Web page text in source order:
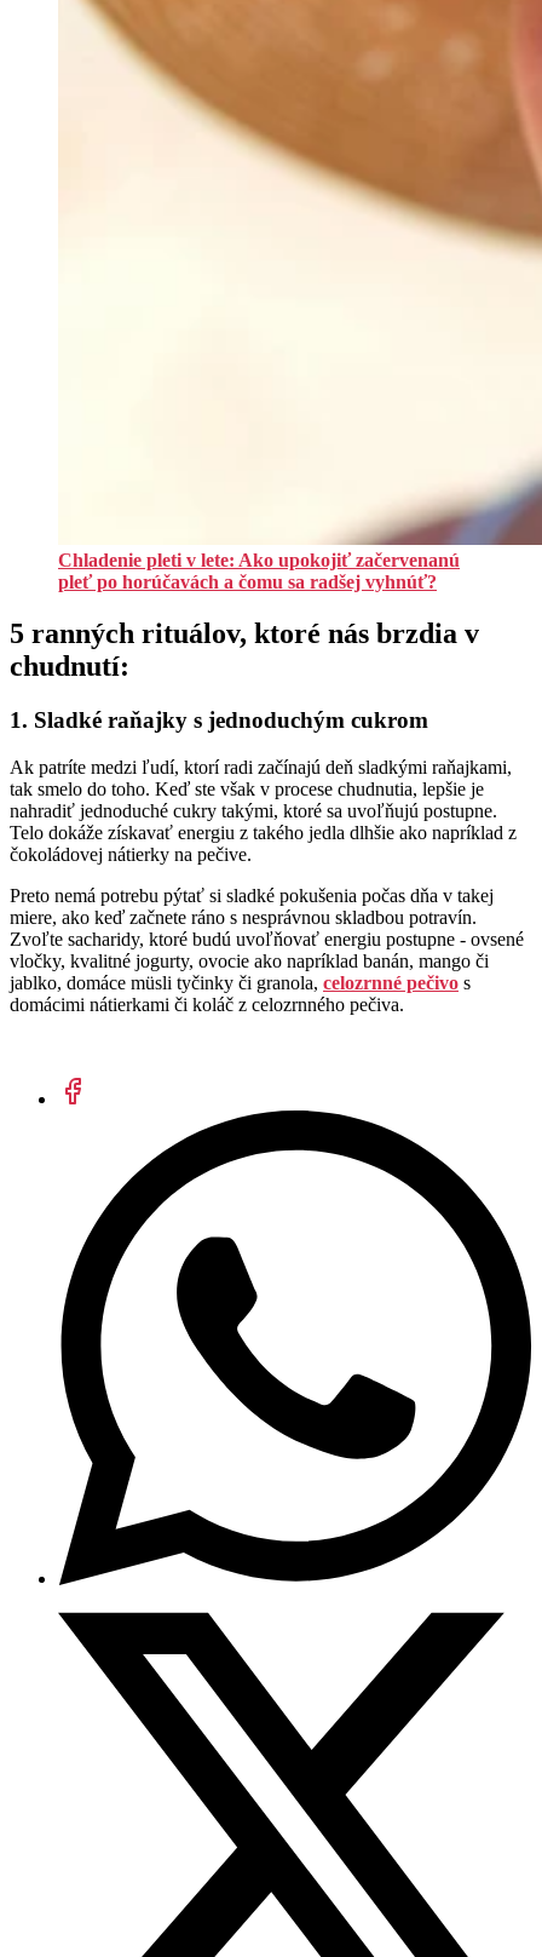
Chladenie pleti v lete: Ako upokojiť začervenanú
pleť po horúčavách a čomu sa radšej vyhnúť?
5 ranných rituálov, ktoré nás brzdia v
chudnutí:
1. Sladké raňajky s jednoduchým cukrom
Ak patríte medzi ľudí, ktorí radi začínajú deň sladkými raňajkami,
tak smelo do toho. Keď ste však v procese chudnutia, lepšie je
nahradiť jednoduché cukry takými, ktoré sa uvoľňujú postupne.
Telo dokáže získavať energiu z takého jedla dlhšie ako napríklad z
čokoládovej nátierky na pečive.
Preto nemá potrebu pýtať si sladké pokušenia počas dňa v takej
miere, ako keď začnete ráno s nesprávnou skladbou potravín.
Zvoľte sacharidy, ktoré budú uvoľňovať energiu postupne - ovsené
vločky, kvalitné jogurty, ovocie ako napríklad banán, mango či
jablko, domáce müsli tyčinky či granola, celozrnné pečivo s
domácimi nátierkami či koláč z celozrnného pečiva.